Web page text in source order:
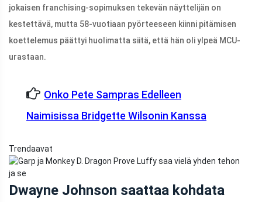
jokaisen franchising-sopimuksen tekevän näyttelijän on
kestettävä, mutta 58-vuotiaan pyörteeseen kiinni pitämisen
koettelemus päättyi huolimatta siitä, että hän oli ylpeä MCU-
urastaan.
Onko Pete Sampras Edelleen
Naimisissa Bridgette Wilsonin Kanssa
Trendaavat
Dwayne Johnson saattaa kohdata